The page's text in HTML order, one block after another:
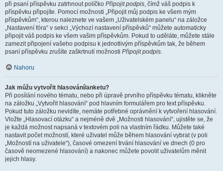
při psaní příspěvku zatrhnout políčko Připojit podpis, čímž váš podpis k
příspěvku připojíte. Pomocí možnosti „Připojit můj podpis ke všem mým
příspěvkům“, kterou naleznete ve vašem „Uživatelském panelu“ na záložce
„Nastavení fóra“ v sekci „Výchozí nastavení příspěvků“ můžete automaticky
připojit váš podpis ke všem vašim příspěvkům. Pokud to uděláte, můžete stále
zamezit připojení vašeho podpisu k jednotlivým příspěvkům tak, že během
psaní příspěvku zrušíte zaškrtnutí možnosti Připojit podpis.
Nahoru
Jak můžu vytvořit hlasování/anketu?
Při posílání nového tématu, nebo při úpravě prvního příspěvku tématu, klikněte
na záložku „Vytvořit hlasování“ pod hlavním formulářem pro text příspěvku.
Pokud tuto záložku nevidíte, nemáte potřebné oprávnění k vytvoření hlasování.
Vložte „Hlasovací otázku“ a nejméně dvě „Možnosti hlasování“, ujistěte se, že
je každá možnost napsaná v textovém poli na vlastním řádku. Můžete také
nastavit počet možností, které uživatel může během hlasování vybrat (v poli
„Možností na uživatele“), časové omezení trvání hlasování ve dnech (0 pro
časově neomezené hlasování) a nakonec můžete povolit uživatelům měnit
jejich hlasy.